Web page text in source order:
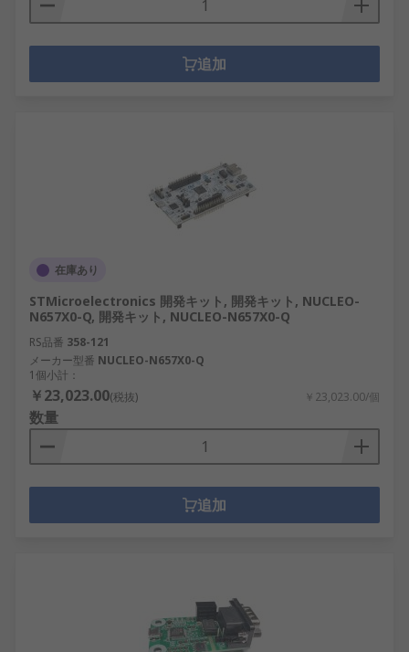
追加
在庫あり
STMicroelectronics 開発キット, 開発キット, NUCLEO-
N657X0-Q, 開発キット, NUCLEO-N657X0-Q
RS品番 358-121
メーカー型番 NUCLEO-N657X0-Q
1個小計：
￥23,023.00(税抜) ￥23,023.00/個
数量
追加